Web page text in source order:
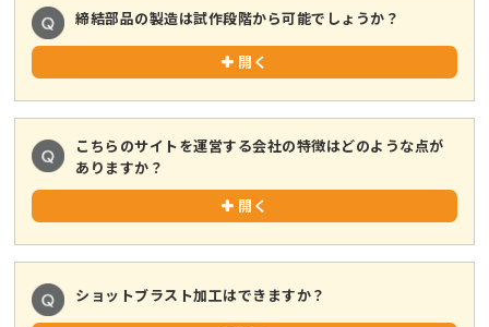
締結部品の製造は試作段階から可能でしょうか？
開く
こちらのサイトを運営する会社の特徴はどのような点が
ありますか？
開く
ショットブラスト加工はできますか？